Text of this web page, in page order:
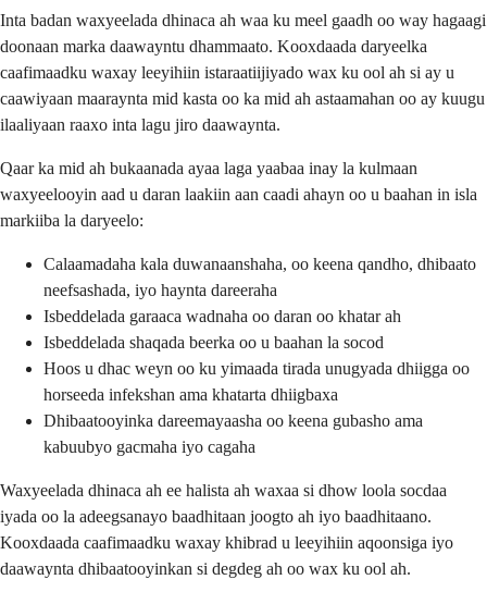
Inta badan waxyeelada dhinaca ah waa ku meel gaadh oo way hagaagi
doonaan marka daawayntu dhammaato. Kooxdaada daryeelka
caafimaadku waxay leeyihiin istaraatiijiyado wax ku ool ah si ay u
caawiyaan maaraynta mid kasta oo ka mid ah astaamahan oo ay kuugu
ilaaliyaan raaxo inta lagu jiro daawaynta.
Qaar ka mid ah bukaanada ayaa laga yaabaa inay la kulmaan
waxyeelooyin aad u daran laakiin aan caadi ahayn oo u baahan in isla
markiiba la daryeelo:
Calaamadaha kala duwanaanshaha, oo keena qandho, dhibaato
neefsashada, iyo haynta dareeraha
Isbeddelada garaaca wadnaha oo daran oo khatar ah
Isbeddelada shaqada beerka oo u baahan la socod
Hoos u dhac weyn oo ku yimaada tirada unugyada dhiigga oo
horseeda infekshan ama khatarta dhiigbaxa
Dhibaatooyinka dareemayaasha oo keena gubasho ama
kabuubyo gacmaha iyo cagaha
Waxyeelada dhinaca ah ee halista ah waxaa si dhow loola socdaa
iyada oo la adeegsanayo baadhitaan joogto ah iyo baadhitaano.
Kooxdaada caafimaadku waxay khibrad u leeyihiin aqoonsiga iyo
daawaynta dhibaatooyinkan si degdeg ah oo wax ku ool ah.